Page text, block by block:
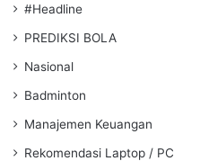
#Headline
PREDIKSI BOLA
Nasional
Badminton
Manajemen Keuangan
Rekomendasi Laptop / PC